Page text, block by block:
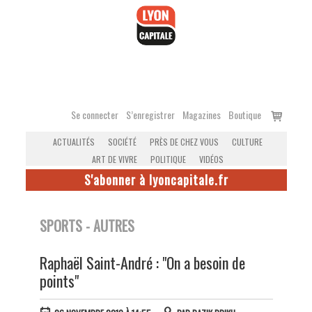
Se connecter S’enregistrer Magazines Boutique
Voir
ACTUALITÉS SOCIÉTÉ PRÈS DE CHEZ VOUS
CULTURE
ART DE VIVRE
POLITIQUE VIDÉOS
S'abonner à lyoncapitale.fr
SPORTS - AUTRES
Raphaël Saint-André : "On a besoin de
points"